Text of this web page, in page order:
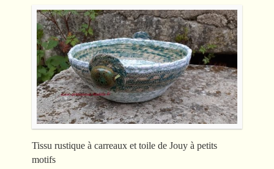
Tissu rustique à carreaux et toile de Jouy à petits
motifs